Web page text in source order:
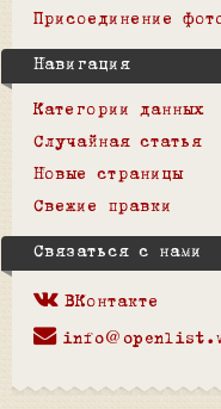
Присоединение
Навигация
Категории данных
Случайная статья
Новые страницы
Свежие правки
Связаться с нами
ВКонтакте